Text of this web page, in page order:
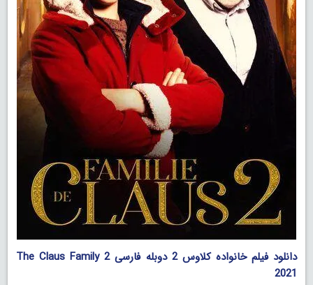
دانلود فیلم خانواده کلاوس 2 دوبله فارسی The Claus Family 2
2021